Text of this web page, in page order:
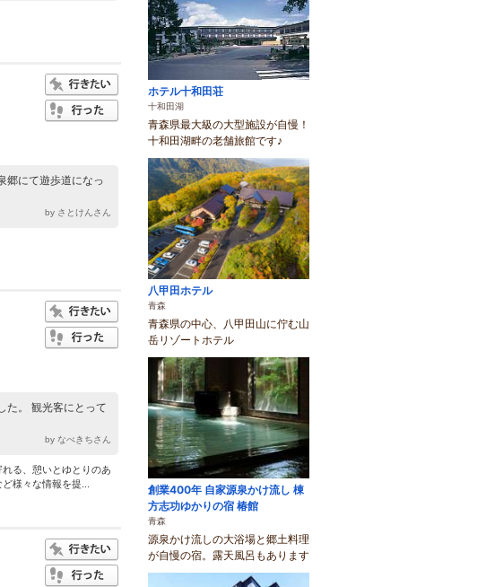
郷にて遊歩道になっ
by さとけんさん
た。 観光客にとって
by なべきちさん
る、憩いとゆとりのあ
様々な情報を提...
ホテル十和田荘
十和田湖
青森県最大級の大型施設が自慢！
十和田湖畔の老舗旅館です♪
八甲田ホテル
青森
青森県の中心、八甲田山に佇む山
岳リゾートホテル
創業400年 自家源泉かけ流し 棟
方志功ゆかりの宿 椿館
青森
源泉かけ流しの大浴場と郷土料理
が自慢の宿。露天風呂もあります